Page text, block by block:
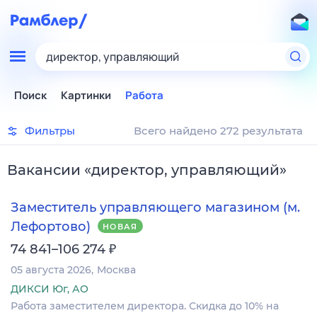
директор, управляющий
Поиск Картинки Работа
Фильтры Всего найдено 272 результата
Вакансии «директор, управляющий»
Заместитель управляющего магазином (м.
Лефортово)
НОВАЯ
74 841–106 274 ₽
05 августа 2026 Москва
ДИКСИ Юг, АО
Работа заместителем директора. Скидка до 10% на